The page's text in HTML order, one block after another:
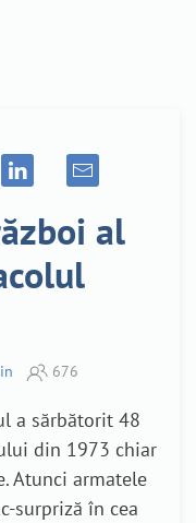
al
676
a sărbătorit 48
din 1973 chiar
Atunci armatele
surpriză în cea